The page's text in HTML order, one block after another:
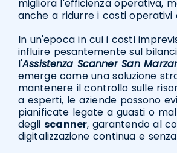
migliora l'efficienza operativa,
anche a ridurre i costi operativi
In un'epoca in cui i costi
influire pesantemente sul
l'Assistenza Scanner San
emerge come una soluzione
mantenere il controllo sulle
a esperti, le aziende possono
pianificate legate a guasti o
degliscanner, garantendo al
digitalizzazione continua e